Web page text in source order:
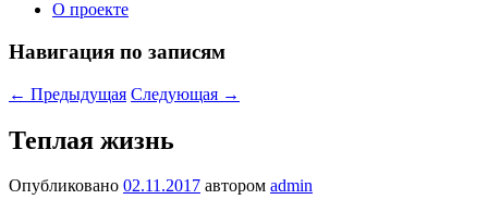
О проекте
Навигация по записям
← Предыдущая Следующая →
Теплая жизнь
Опубликовано 02.11.2017 автором admin